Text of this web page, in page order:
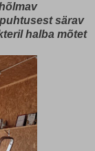
särav
halba mõtet